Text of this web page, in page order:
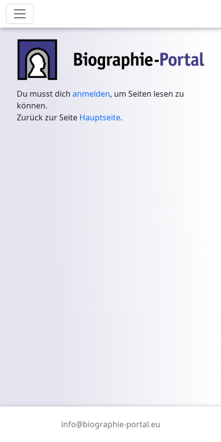
Du musst dichanmelden, um Seiten lesen zu
können.
Zurück zur Seite Hauptseite.
info@biographie-portal.eu